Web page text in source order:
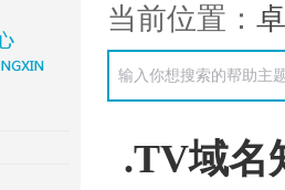
当前位置：
.TV域名